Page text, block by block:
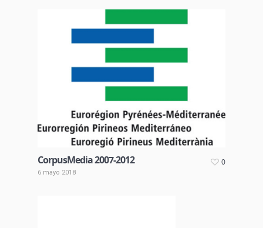
CorpusMedia 2007-2012
6 mayo 2018
0